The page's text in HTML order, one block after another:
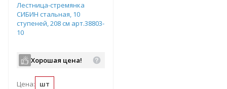
Лестница-стремянка
СИБИН стальная, 10
ступеней, 208 см арт.38803-
10
Хорошая цена!
Цена: шт